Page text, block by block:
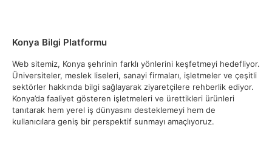
Konya Bilgi Platformu
Web sitemiz, Konya şehrinin farklı yönlerini keşfetmeyi hedefliyor.
Üniversiteler, meslek liseleri, sanayi firmaları, işletmeler ve çeşitli
sektörler hakkında bilgi sağlayarak ziyaretçilere rehberlik ediyor.
Konya’da faaliyet gösteren işletmeleri ve ürettikleri ürünleri
tanıtarak hem yerel iş dünyasını desteklemeyi hem de
kullanıcılara geniş bir perspektif sunmayı amaçlıyoruz.